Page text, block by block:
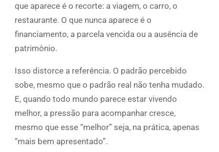
que aparece é o recorte: a viagem, o carro, o
restaurante. O que nunca aparece é o
financiamento, a parcela vencida ou a ausência de
patrimônio.
Isso distorce a referência. O padrão percebido
sobe, mesmo que o padrão real não tenha mudado.
E, quando todo mundo parece estar vivendo
melhor, a pressão para acompanhar cresce,
mesmo que esse “melhor” seja, na prática, apenas
“mais bem apresentado”.